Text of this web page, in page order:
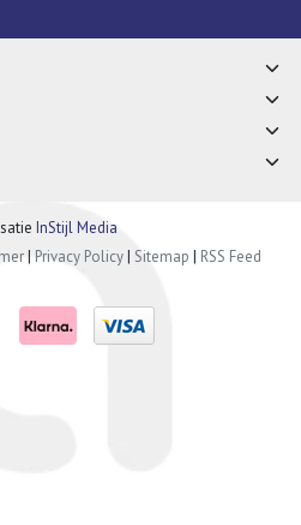
InStijl Media
| Privacy Policy| Sitemap | RSS Feed